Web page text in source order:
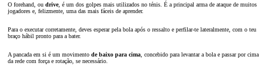
O forehand, ou drive, é um dos golpes mais utilizados no ténis. É a principal arma de ataque de muitos
jogadores e, felizmente, uma das mais fáceis de aprender.
Para o executar corretamente, deves esperar pela bola após o ressalto e perfilar-te lateralmente, com o teu
braço hábil pronto para a bater.
A pancada em si é um movimento de baixo para cima , concebido para levantar a bola e passar por cima
da rede com força e rotação, se necessário.